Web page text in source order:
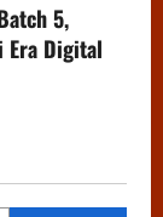
5,
Era Digital